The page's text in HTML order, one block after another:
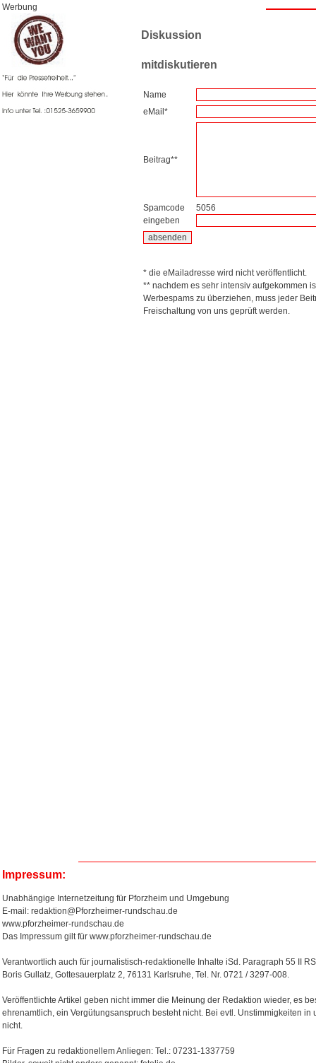
Werbung
Diskussion
mitdiskutieren
Name
eMail*
Beitrag**
Spamcode
eingeben
5056
* die eMailadresse wird nicht veröffentlicht.
** nachdem es sehr intensiv aufgekommen
Werbespams zu überziehen, muss jeder
Freischaltung von uns geprüft werden.
Impressum:
Unabhängige Internetzeitung für Pforzheim und Umgebung
E-mail: redaktion@Pforzheimer-rundschau.de
www.pforzheimer-rundschau.de
Das Impressum gilt für www.pforzheimer-rundschau.de
Verantwortlich auch für journalistisch-redaktionelle Inhalte iSd. Paragraph 55 II
Boris Gullatz, Gottesauerplatz 2, 76131 Karlsruhe, Tel. Nr. 0721 / 3297-008.
Veröffentlichte Artikel geben nicht immer die Meinung der Redaktion wieder, es
ehrenamtlich, ein Vergütungsanspruch besteht nicht. Bei evtl. Unstimmigkeiten
nicht.
Für Fragen zu redaktionellem Anliegen: Tel.: 07231-1337759